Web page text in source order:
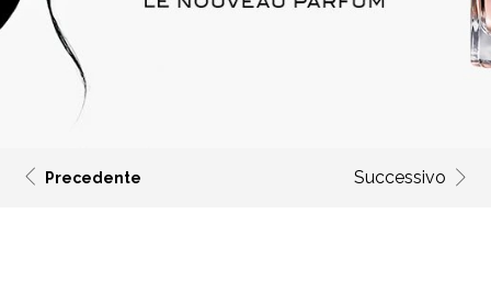
Precedente Successivo